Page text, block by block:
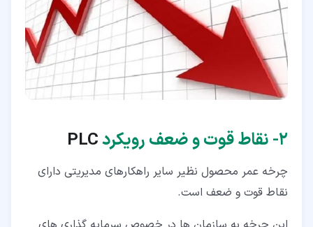
۲‏- نقاط قوت و ضعف رویکرد PLC
چرخه عمر محصول نظیر سایر راهکارهای مدیریتی دارای
نقاط قوت و ضعف است.